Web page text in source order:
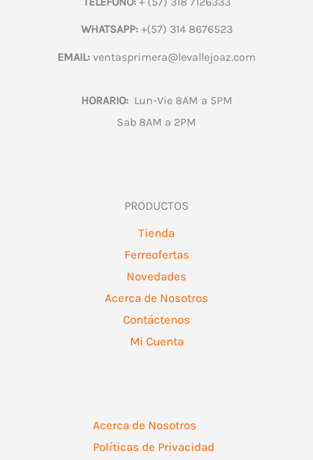
WHATSAPP:+(57) 314 8676523
EMAIL: ventasprimera@levallejoaz.com
HORARIO:Lun-Vie 8AM a 5PM
Sab 8AM a 2PM
PRODUCTOS
Tienda
Ferreofertas
Novedades
Acerca de Nosotros
Contáctenos
Mi Cuenta
Acerca de Nosotros
Políticas de Privacidad